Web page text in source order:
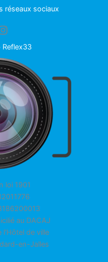
réseaux sociaux
loi 1901
au DACAJ
l'Hôtel de ville
en-Jalles